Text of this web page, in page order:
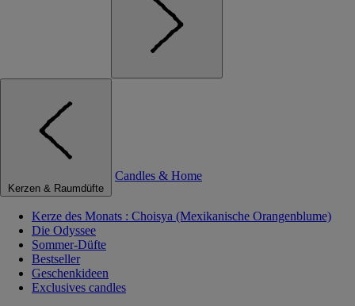
Kerzen & Raumdüfte
Candles & Home
Kerze des Monats : Choisya (Mexikanische Orangenblume)
Die Odyssee
Sommer-Düfte
Bestseller
Geschenkideen
Exclusives candles